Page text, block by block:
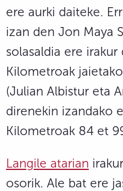
ere aurki daiteke.
izan den Jon Maya
solasaldia ere
Kilometroak
(Julian Albistur eta
direnekin izandako
Kilometroak 84 et
Langile atarian
osorik. Ale bat ere